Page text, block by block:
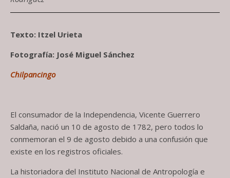
Texto: Itzel Urieta
Fotografía: José Miguel Sánchez
Chilpancingo
El consumador de la Independencia, Vicente Guerrero
Saldaña, nació un 10 de agosto de 1782, pero todos lo
conmemoran el 9 de agosto debido a una confusión que
existe en los registros oficiales.
La historiadora del Instituto Nacional de Antropología e